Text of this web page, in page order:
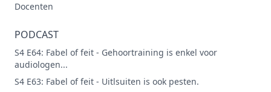
Docenten
PODCAST
S4 E64: Fabel of feit - Gehoortraining is enkel voor
audiologen...
S4 E63: Fabel of feit - Uitlsuiten is ook pesten.